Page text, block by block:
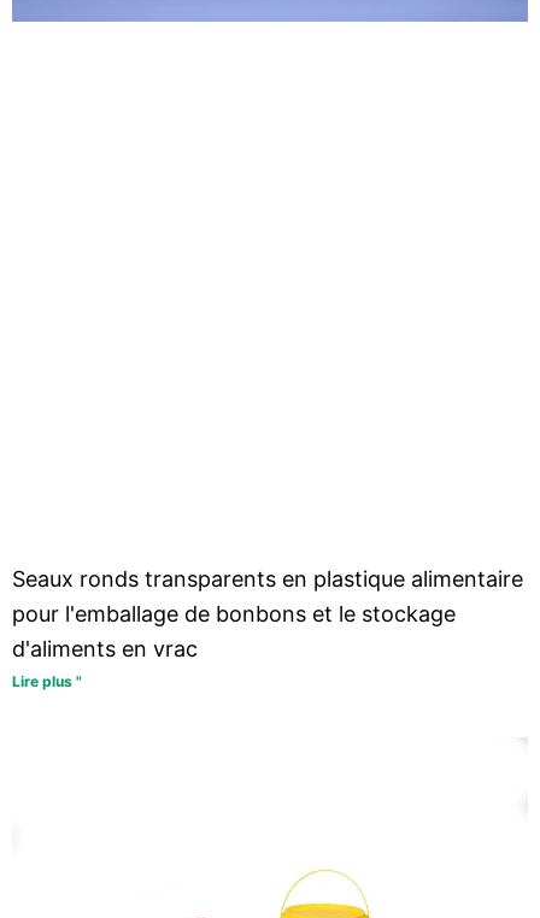
Seaux ronds transparents en plastique alimentaire
pour l'emballage de bonbons et le stockage
d'aliments en vrac
Lire plus "